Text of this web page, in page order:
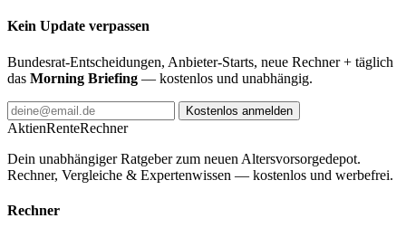
Kein Update verpassen
Bundesrat-Entscheidungen, Anbieter-Starts, neue Rechner + täglich
das Morning Briefing — kostenlos und unabhängig.
Kostenlos anmelden
AktienRenteRechner
Dein unabhängiger Ratgeber zum neuen Altersvorsorgedepot.
Rechner, Vergleiche & Expertenwissen — kostenlos und werbefrei.
Rechner